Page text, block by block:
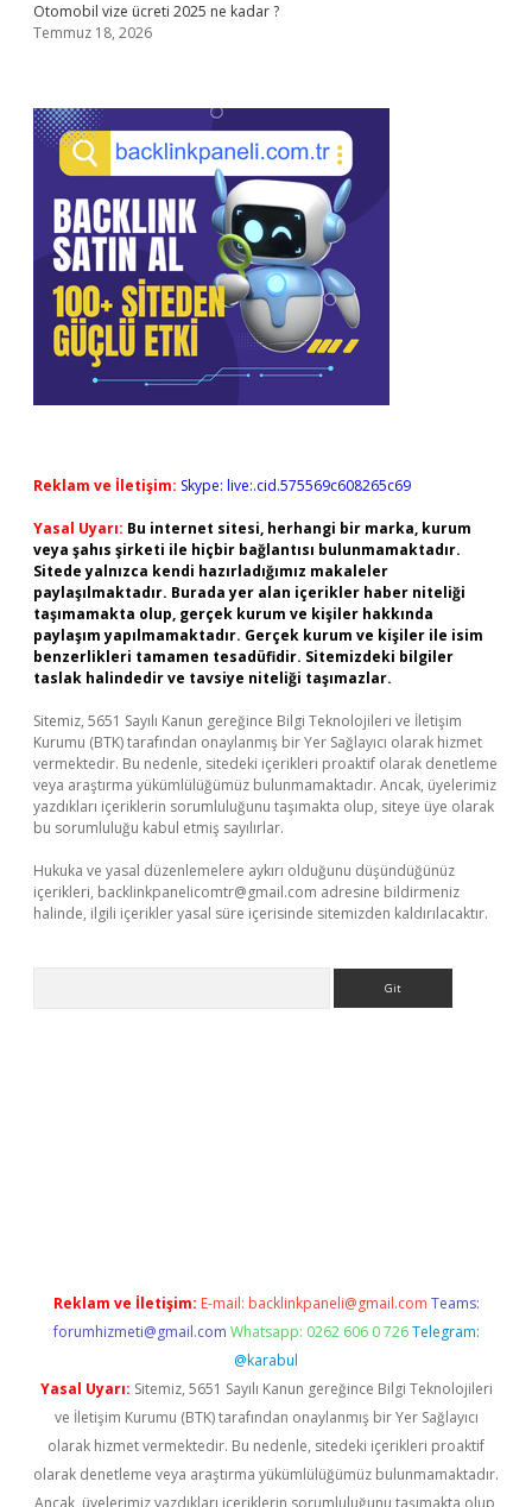
Otomobil vize ücreti 2025 ne kadar ?
Temmuz 18, 2026
Reklam ve İletişim: Skype: live:.cid.575569c608265c69
Yasal Uyarı: Bu internet sitesi, herhangi bir marka, kurum
veya şahıs şirketi ile hiçbir bağlantısı bulunmamaktadır.
Sitede yalnızca kendi hazırladığımız makaleler
paylaşılmaktadır. Burada yer alan içerikler haber niteliği
taşımamakta olup, gerçek kurum ve kişiler hakkında
paylaşım yapılmamaktadır. Gerçek kurum ve kişiler ile isim
benzerlikleri tamamen tesadüfidir. Sitemizdeki bilgiler
taslak halindedir ve tavsiye niteliği taşımazlar.
Sitemiz, 5651 Sayılı Kanun gereğince Bilgi Teknolojileri ve İletişim
Kurumu (BTK) tarafından onaylanmış bir Yer Sağlayıcı olarak hizmet
vermektedir. Bu nedenle, sitedeki içerikleri proaktif olarak denetleme
veya araştırma yükümlülüğümüz bulunmamaktadır. Ancak, üyelerimiz
yazdıkları içeriklerin sorumluluğunu taşımakta olup, siteye üye olarak
bu sorumluluğu kabul etmiş sayılırlar.
Hukuka ve yasal düzenlemelere aykırı olduğunu düşündüğünüz
içerikleri, backlinkpanelicomtr@gmail.com adresine bildirmeniz
halinde, ilgili içerikler yasal süre içerisinde sitemizden kaldırılacaktır.
Reklam ve İletişim: E-mail: backlinkpaneli@gmail.com Teams:
forumhizmeti@gmail.com Whatsapp: 0262 606 0 726 Telegram:
@karabul
Yasal Uyarı: Sitemiz, 5651 Sayılı Kanun gereğince Bilgi Teknolojileri
ve İletişim Kurumu (BTK) tarafından onaylanmış bir Yer Sağlayıcı
olarak hizmet vermektedir. Bu nedenle, sitedeki içerikleri proaktif
olarak denetleme veya araştırma yükümlülüğümüz bulunmamaktadır.
Ancak, üyelerimiz yazdıkları içeriklerin sorumluluğunu taşımakta olup,